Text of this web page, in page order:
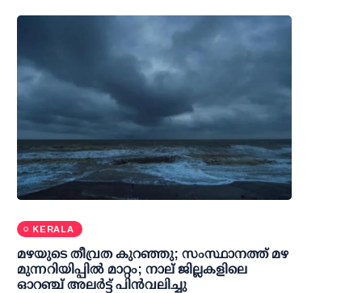
KERALA
മഴയുടെ തീവ്രത കുറഞ്ഞു; സംസ്ഥാനത്ത് മഴ
മുന്നറിയിപ്പിൽ മാറ്റം; നാല് ജില്ലകളിലെ
ഓറഞ്ച് അലർട്ട് പിൻവലിച്ചു